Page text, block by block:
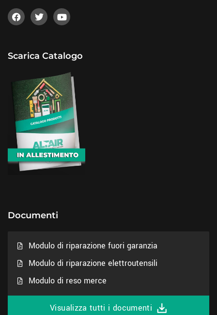
Scarica Catalogo
Documenti
Modulo di riparazione fuori garanzia
Modulo di riparazione elettroutensili
Modulo di reso merce
Visualizza tutti i documenti